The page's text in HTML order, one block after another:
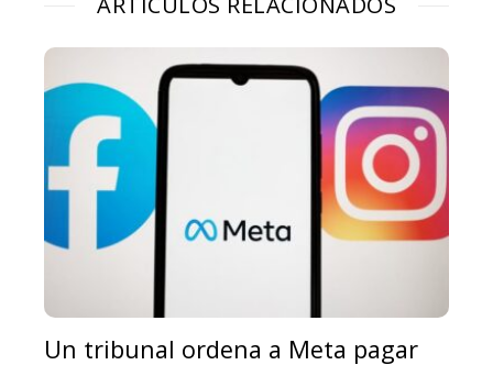
Un tribunal ordena a Meta pagar